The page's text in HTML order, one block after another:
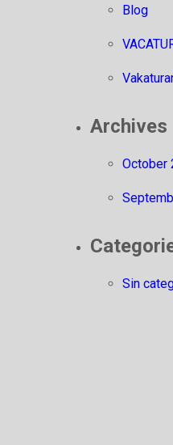
Blog
Archives
October
Sin